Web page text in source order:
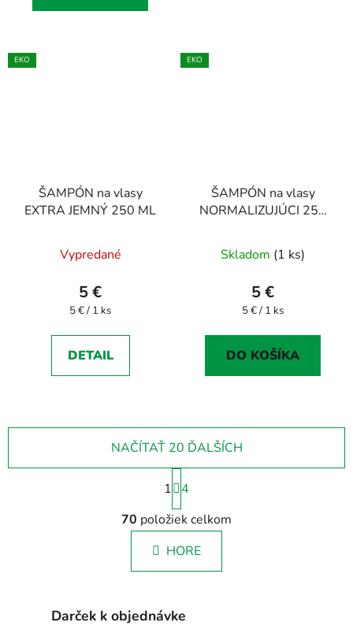
EKO
ŠAMPÓN na vlasy
EXTRA JEMNÝ 250 ML
Vypredané
5 €
Jednotková
5 € / 1 ks
DETAIL
EKO
ŠAMPÓN na vlasy
NORMALIZUJÚCI 250
Skladom (1 ks)
5 €
Jednotková
5 € / 1 ks
DO KOŠÍKA
O
v
l
á
d
c
NAČÍTAŤ 20 ĎALŠÍCH
S
t
r
á
n
k
n
i
1 4
70 položiek celkom
HORE
Darček k objednávke